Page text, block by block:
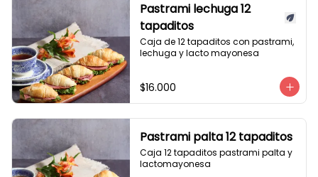
Pastrami lechuga 12
tapaditos
Caja de 12 tapaditos con pastrami,
lechuga y lacto mayonesa
$16.000
Pastrami palta 12 tapaditos
Caja 12 tapaditos pastrami palta y
lactomayonesa